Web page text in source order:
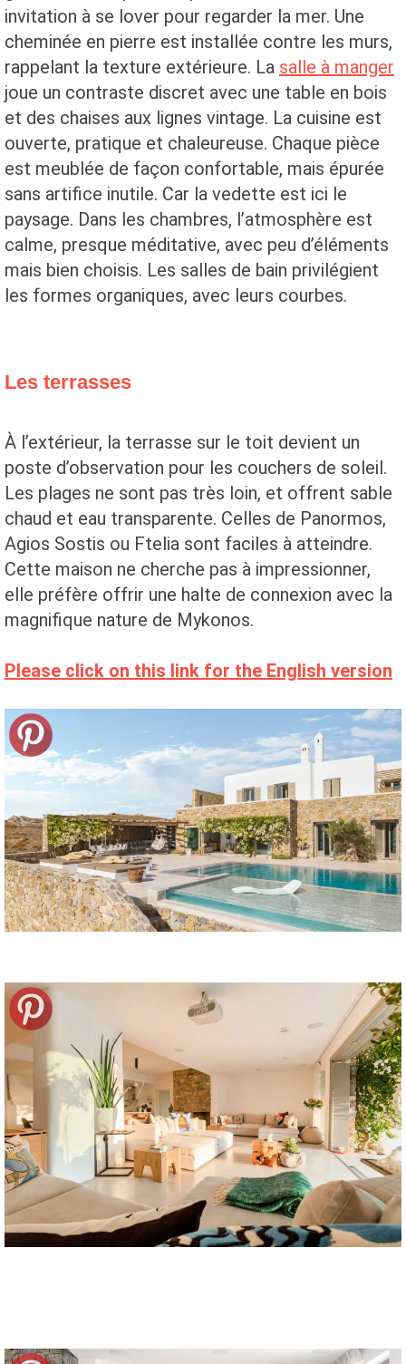
invitation à se lover pour regarder la mer. Une
cheminée en pierre est installée contre les murs,
rappelant la texture extérieure. La salle à manger
joue un contraste discret avec une table en bois
et des chaises aux lignes vintage. La cuisine est
ouverte, pratique et chaleureuse. Chaque pièce
est meublée de façon confortable, mais épurée
sans artifice inutile. Car la vedette est ici le
paysage. Dans les chambres, l’atmosphère est
calme, presque méditative, avec peu d’éléments
mais bien choisis. Les salles de bain privilégient
les formes organiques, avec leurs courbes.
Les terrasses
À l’extérieur, la terrasse sur le toit devient un
poste d’observation pour les couchers de soleil.
Les plages ne sont pas très loin, et offrent sable
chaud et eau transparente. Celles de Panormos,
Agios Sostis ou Ftelia sont faciles à atteindre.
Cette maison ne cherche pas à impressionner,
elle préfère offrir une halte de connexion avec la
magnifique nature de Mykonos.
Please click on this link for the English version